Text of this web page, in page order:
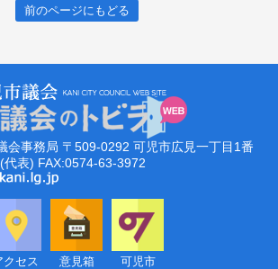
前のページにもどる
会事務局 〒509-0292 可児市広見一丁目1番
代表) FAX:0574-63-3972
クセス 意見箱 可児市